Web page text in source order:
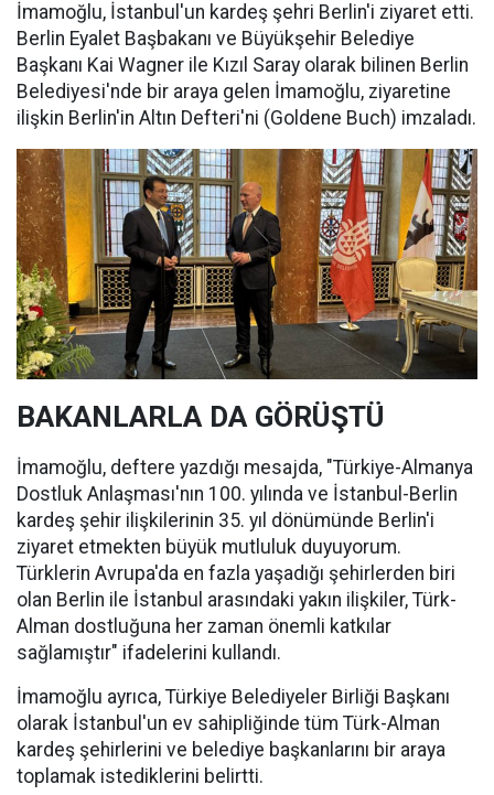
İmamoğlu, İstanbul'un kardeş şehri Berlin'i ziyaret etti.
Berlin Eyalet Başbakanı ve Büyükşehir Belediye
Başkanı Kai Wagner ile Kızıl Saray olarak bilinen Berlin
Belediyesi'nde bir araya gelen İmamoğlu, ziyaretine
ilişkin Berlin'in Altın Defteri'ni (Goldene Buch) imzaladı.
BAKANLARLA DA GÖRÜŞTÜ
İmamoğlu, deftere yazdığı mesajda, "Türkiye-Almanya
Dostluk Anlaşması'nın 100. yılında ve İstanbul-Berlin
kardeş şehir ilişkilerinin 35. yıl dönümünde Berlin'i
ziyaret etmekten büyük mutluluk duyuyorum.
Türklerin Avrupa'da en fazla yaşadığı şehirlerden biri
olan Berlin ile İstanbul arasındaki yakın ilişkiler, Türk-
Alman dostluğuna her zaman önemli katkılar
sağlamıştır" ifadelerini kullandı.
İmamoğlu ayrıca, Türkiye Belediyeler Birliği Başkanı
olarak İstanbul'un ev sahipliğinde tüm Türk-Alman
kardeş şehirlerini ve belediye başkanlarını bir araya
toplamak istediklerini belirtti.